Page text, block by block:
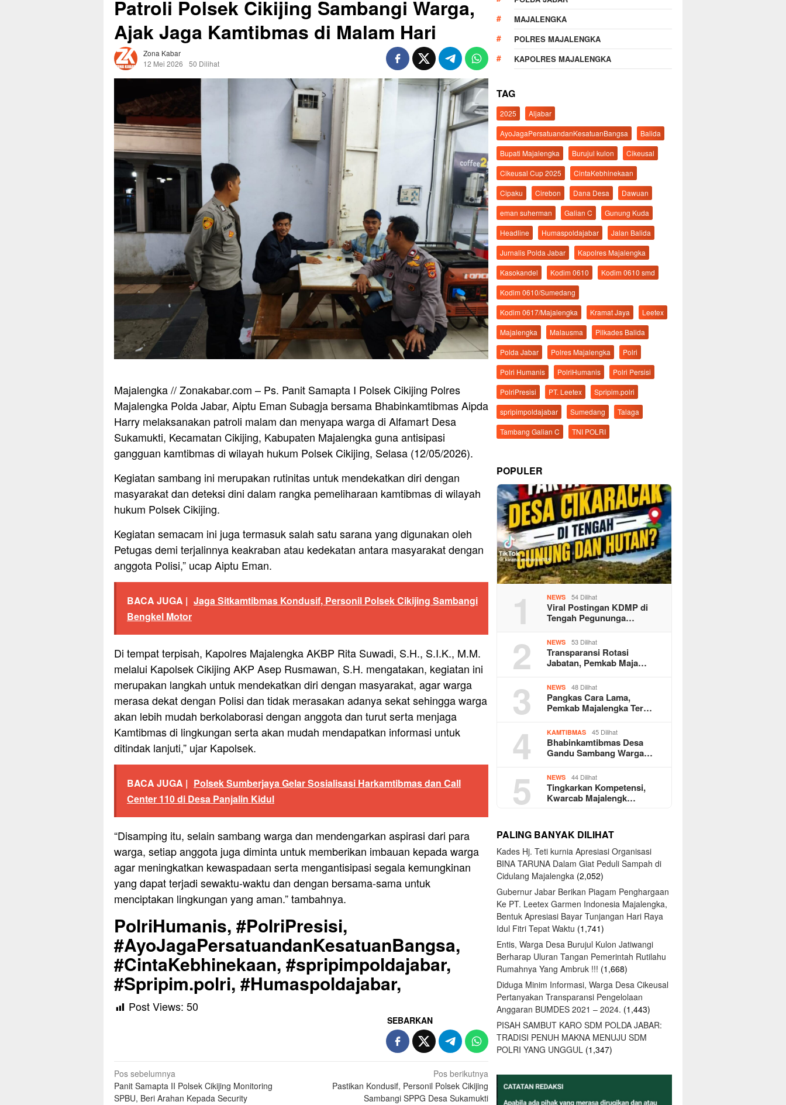
Patroli Polsek Cikijing Sambangi Warga,
Ajak Jaga Kamtibmas di Malam Hari
Zona Kabar
12 Mei 2026
50 Dilihat
Majalengka // Zonakabar.com – Ps. Panit Samapta I Polsek Cikijing Polres
Majalengka Polda Jabar, Aiptu Eman Subagja bersama Bhabinkamtibmas Aipda
Harry melaksanakan patroli malam dan menyapa warga di Alfamart Desa
Sukamukti, Kecamatan Cikijing, Kabupaten Majalengka guna antisipasi
gangguan kamtibmas di wilayah hukum Polsek Cikijing, Selasa (12/05/2026).
Kegiatan sambang ini merupakan rutinitas untuk mendekatkan diri dengan
masyarakat dan deteksi dini dalam rangka pemeliharaan kamtibmas di wilayah
hukum Polsek Cikijing.
Kegiatan semacam ini juga termasuk salah satu sarana yang digunakan oleh
Petugas demi terjalinnya keakraban atau kedekatan antara masyarakat dengan
anggota Polisi,” ucap Aiptu Eman.
BACA JUGA | Jaga Sitkamtibmas Kondusif, Personil Polsek Cikijing Sambangi
Bengkel Motor
Di tempat terpisah, Kapolres Majalengka AKBP Rita Suwadi, S.H., S.I.K., M.M.
melalui Kapolsek Cikijing AKP Asep Rusmawan, S.H. mengatakan, kegiatan ini
merupakan langkah untuk mendekatkan diri dengan masyarakat, agar warga
merasa dekat dengan Polisi dan tidak merasakan adanya sekat sehingga warga
akan lebih mudah berkolaborasi dengan anggota dan turut serta menjaga
Kamtibmas di lingkungan serta akan mudah mendapatkan informasi untuk
ditindak lanjuti,” ujar Kapolsek.
BACA JUGA | Polsek Sumberjaya Gelar Sosialisasi Harkamtibmas dan Call
Center 110 di Desa Panjalin Kidul
“Disamping itu, selain sambang warga dan mendengarkan aspirasi dari para
warga, setiap anggota juga diminta untuk memberikan imbauan kepada warga
agar meningkatkan kewaspadaan serta mengantisipasi segala kemungkinan
yang dapat terjadi sewaktu-waktu dan dengan bersama-sama untuk
menciptakan lingkungan yang aman.” tambahnya.
PolriHumanis, #PolriPresisi,
#AyoJagaPersatuandanKesatuanBangsa,
#CintaKebhinekaan, #spripimpoldajabar,
#Spripim.polri, #Humaspoldajabar,
Post Views: 50
SEBARKAN
Navigasi
pos
Pos sebelumnya
Panit Samapta II Polsek Cikijing Monitoring
SPBU, Beri Arahan Kepada Security
Pos berikutnya
Pastikan Kondusif, Personil Polsek Cikijing
Sambangi SPPG Desa Sukamukti
MAJALENGKA
POLRES MAJALENGKA
KAPOLRES MAJALENGKA
TAG
2025
Aljabar
AyoJagaPersatuandanKesatuanBangsa
Balida
Bupati Majalengka
Burujul kulon
Cikeusal
Cikeusal Cup 2025
CintaKebhinekaan
Cipaku
Cirebon Dana Desa
Dawuan
eman suherman
Galian C
Gunung Kuda
Headline
Humaspoldajabar
Jalan Balida
Jurnalis Polda Jabar
Kapolres Majalengka
Kasokandel
Kodim 0610
Kodim 0610 smd
Kodim 0610/Sumedang
Kodim 0617/Majalengka
Kramat Jaya
Leetex
Majalengka
Malausma
Pilkades Balida
Polda Jabar
Polres Majalengka
Polri
Polri Humanis
PolriHumanis
Polri Persisi
PolriPresisi
PT. Leetex
Spripim.polri
spripimpoldajabar
Sumedang
Talaga
Tambang Galian C
TNI POLRI
POPULER
1 NEWS 54 Dilihat
Viral Postingan KDMP di
Tengah Pegununga…
2 NEWS 53 Dilihat
Transparansi Rotasi
Jabatan, Pemkab Maja…
3 NEWS 48 Dilihat
Pangkas Cara Lama,
Pemkab Majalengka Ter…
4 KAMTIBMAS 45 Dilihat
Bhabinkamtibmas Desa
Gandu Sambang Warga…
5 NEWS 44 Dilihat
Tingkarkan Kompetensi,
Kwarcab Majalengk…
PALING BANYAK DILIHAT
Kades Hj. Teti kurnia Apresiasi Organisasi
BINA TARUNA Dalam Giat Peduli Sampah di
Cidulang Majalengka (2,052)
Gubernur Jabar Berikan Piagam Penghargaan
Ke PT. Leetex Garmen Indonesia Majalengka,
Bentuk Apresiasi Bayar Tunjangan Hari Raya
Idul Fitri Tepat Waktu (1,741)
Entis, Warga Desa Burujul Kulon Jatiwangi
Berharap Uluran Tangan Pemerintah Rutilahu
Rumahnya Yang Ambruk !!! (1,668)
Diduga Minim Informasi, Warga Desa Cikeusal
Pertanyakan Transparansi Pengelolaan
Anggaran BUMDES 2021 – 2024. (1,443)
PISAH SAMBUT KARO SDM POLDA JABAR:
TRADISI PENUH MAKNA MENUJU SDM
POLRI YANG UNGGUL (1,347)